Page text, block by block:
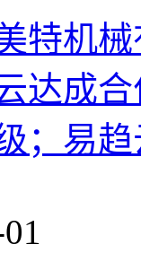
特机
达成
；易